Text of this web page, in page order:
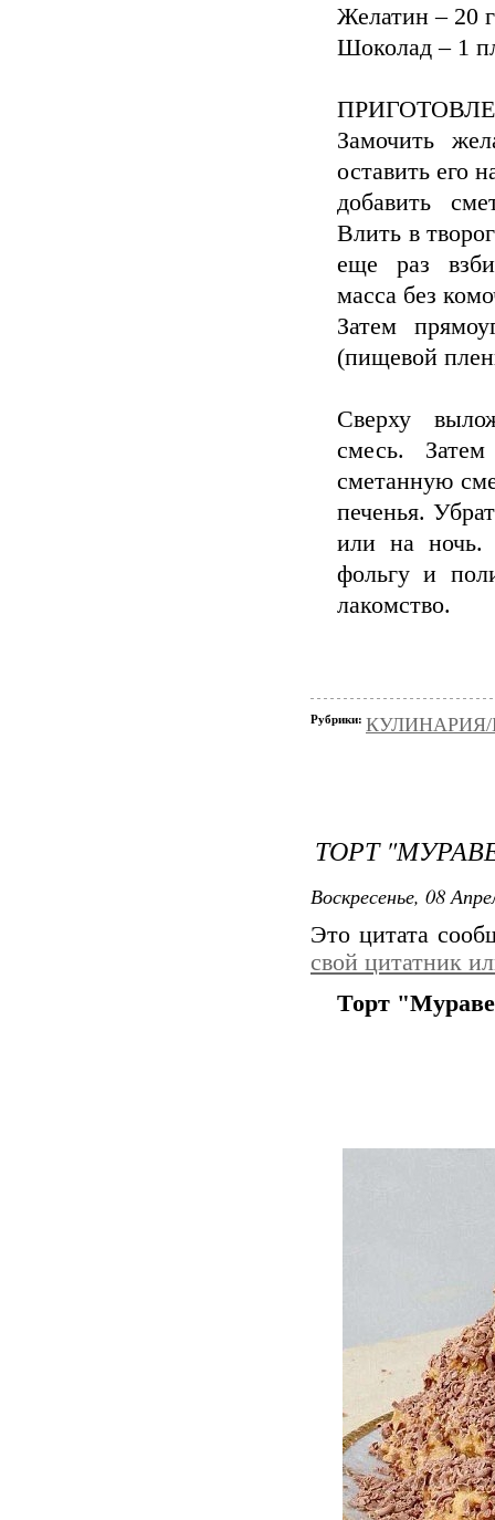
Желатин – 20
Шоколад – 1
Замочить
оставить его
добавить
Влить в
еще раз
масса без
Затем
(пищевой
Сверху
смесь.
сметанную
печенья.
или на ночь.
фольгу и
лакомство.
Рубрики: КУЛИНАРИЯ/
ТОРТ
Воскресенье, 08
Это цитата
свой цитатник
Торт